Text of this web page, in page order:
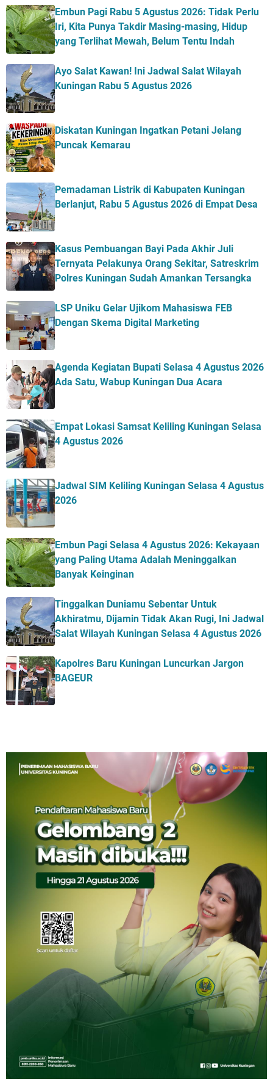
Embun Pagi Rabu 5 Agustus 2026: Tidak Perlu
Iri, Kita Punya Takdir Masing-masing, Hidup
yang Terlihat Mewah, Belum Tentu Indah
Ayo Salat Kawan! Ini Jadwal Salat Wilayah
Kuningan Rabu 5 Agustus 2026
Diskatan Kuningan Ingatkan Petani Jelang
Puncak Kemarau
Pemadaman Listrik di Kabupaten Kuningan
Berlanjut, Rabu 5 Agustus 2026 di Empat Desa
Kasus Pembuangan Bayi Pada Akhir Juli
Ternyata Pelakunya Orang Sekitar, Satreskrim
Polres Kuningan Sudah Amankan Tersangka
LSP Uniku Gelar Ujikom Mahasiswa FEB
Dengan Skema Digital Marketing
Agenda Kegiatan Bupati Selasa 4 Agustus 2026
Ada Satu, Wabup Kuningan Dua Acara
Empat Lokasi Samsat Keliling Kuningan Selasa
4 Agustus 2026
Jadwal SIM Keliling Kuningan Selasa 4 Agustus
2026
Embun Pagi Selasa 4 Agustus 2026: Kekayaan
yang Paling Utama Adalah Meninggalkan
Banyak Keinginan
Tinggalkan Duniamu Sebentar Untuk
Akhiratmu, Dijamin Tidak Akan Rugi, Ini Jadwal
Salat Wilayah Kuningan Selasa 4 Agustus 2026
Kapolres Baru Kuningan Luncurkan Jargon
BAGEUR